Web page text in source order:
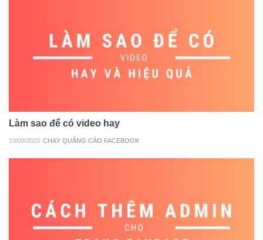
Làm sao để có video hay
10/09/2025 CHẠY QUẢNG CÁO FACEBOOK